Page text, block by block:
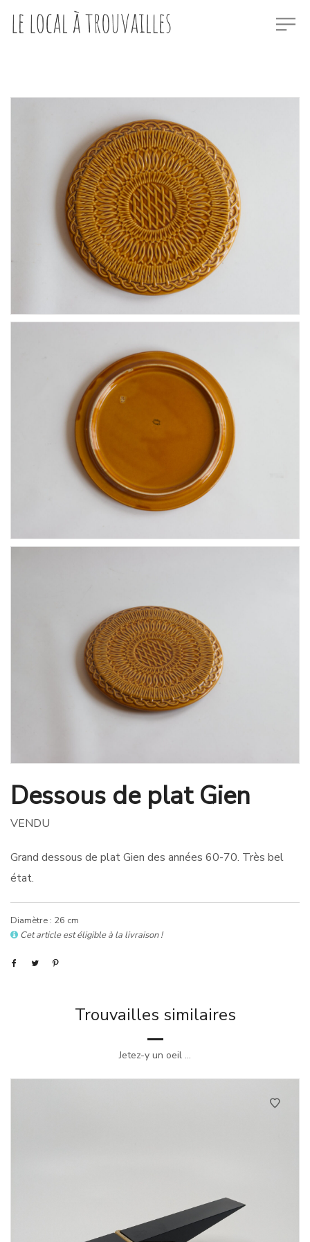
Dessous de plat Gien
VENDU
Grand dessous de plat Gien des années 60-70. Très bel
état.
Diamètre : 26 cm
Cet article est éligible à la livraison !
Trouvailles similaires
Jetez-y un oeil ...